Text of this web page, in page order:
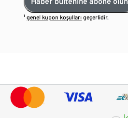
¹genel kupon koşulları geçerlidir.